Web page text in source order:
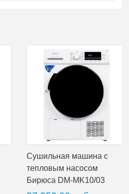
Сушильная машина с
тепловым насосом
Бирюса DM-MK10/03